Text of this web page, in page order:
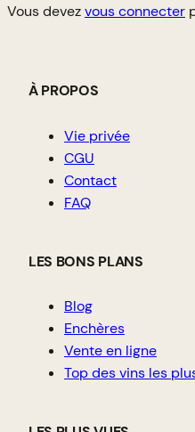
Vous devezvous connecter
À PROPOS
Vie privée
CGU
Contact
FAQ
LES BONS PLANS
Blog
Enchères
Vente en ligne
Top des vins les